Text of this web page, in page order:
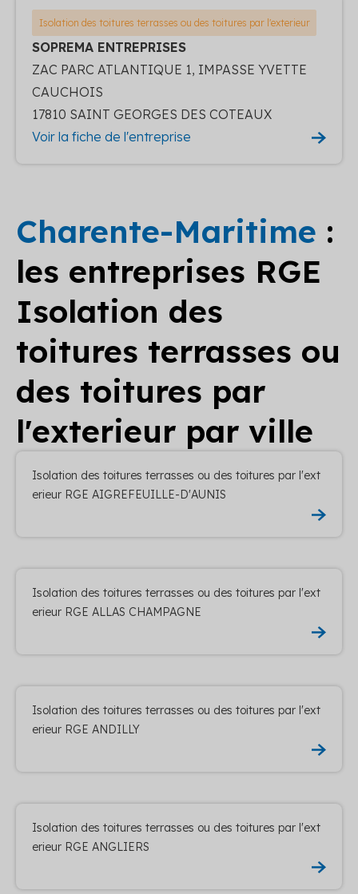
Isolation des toitures terrasses ou des toitures par l'exterieur
SOPREMA ENTREPRISES
ZAC PARC ATLANTIQUE 1, IMPASSE YVETTE
CAUCHOIS
17810 SAINT GEORGES DES COTEAUX
Voir la fiche de l'entreprise
Charente-Maritime :
les entreprises RGE
Isolation des
toitures terrasses ou
des toitures par
l'exterieur par ville
Isolation des toitures terrasses ou des toitures par l'ext
erieur RGE AIGREFEUILLE-D'AUNIS
Isolation des toitures terrasses ou des toitures par l'ext
erieur RGE ALLAS CHAMPAGNE
Isolation des toitures terrasses ou des toitures par l'ext
erieur RGE ANDILLY
Isolation des toitures terrasses ou des toitures par l'ext
erieur RGE ANGLIERS